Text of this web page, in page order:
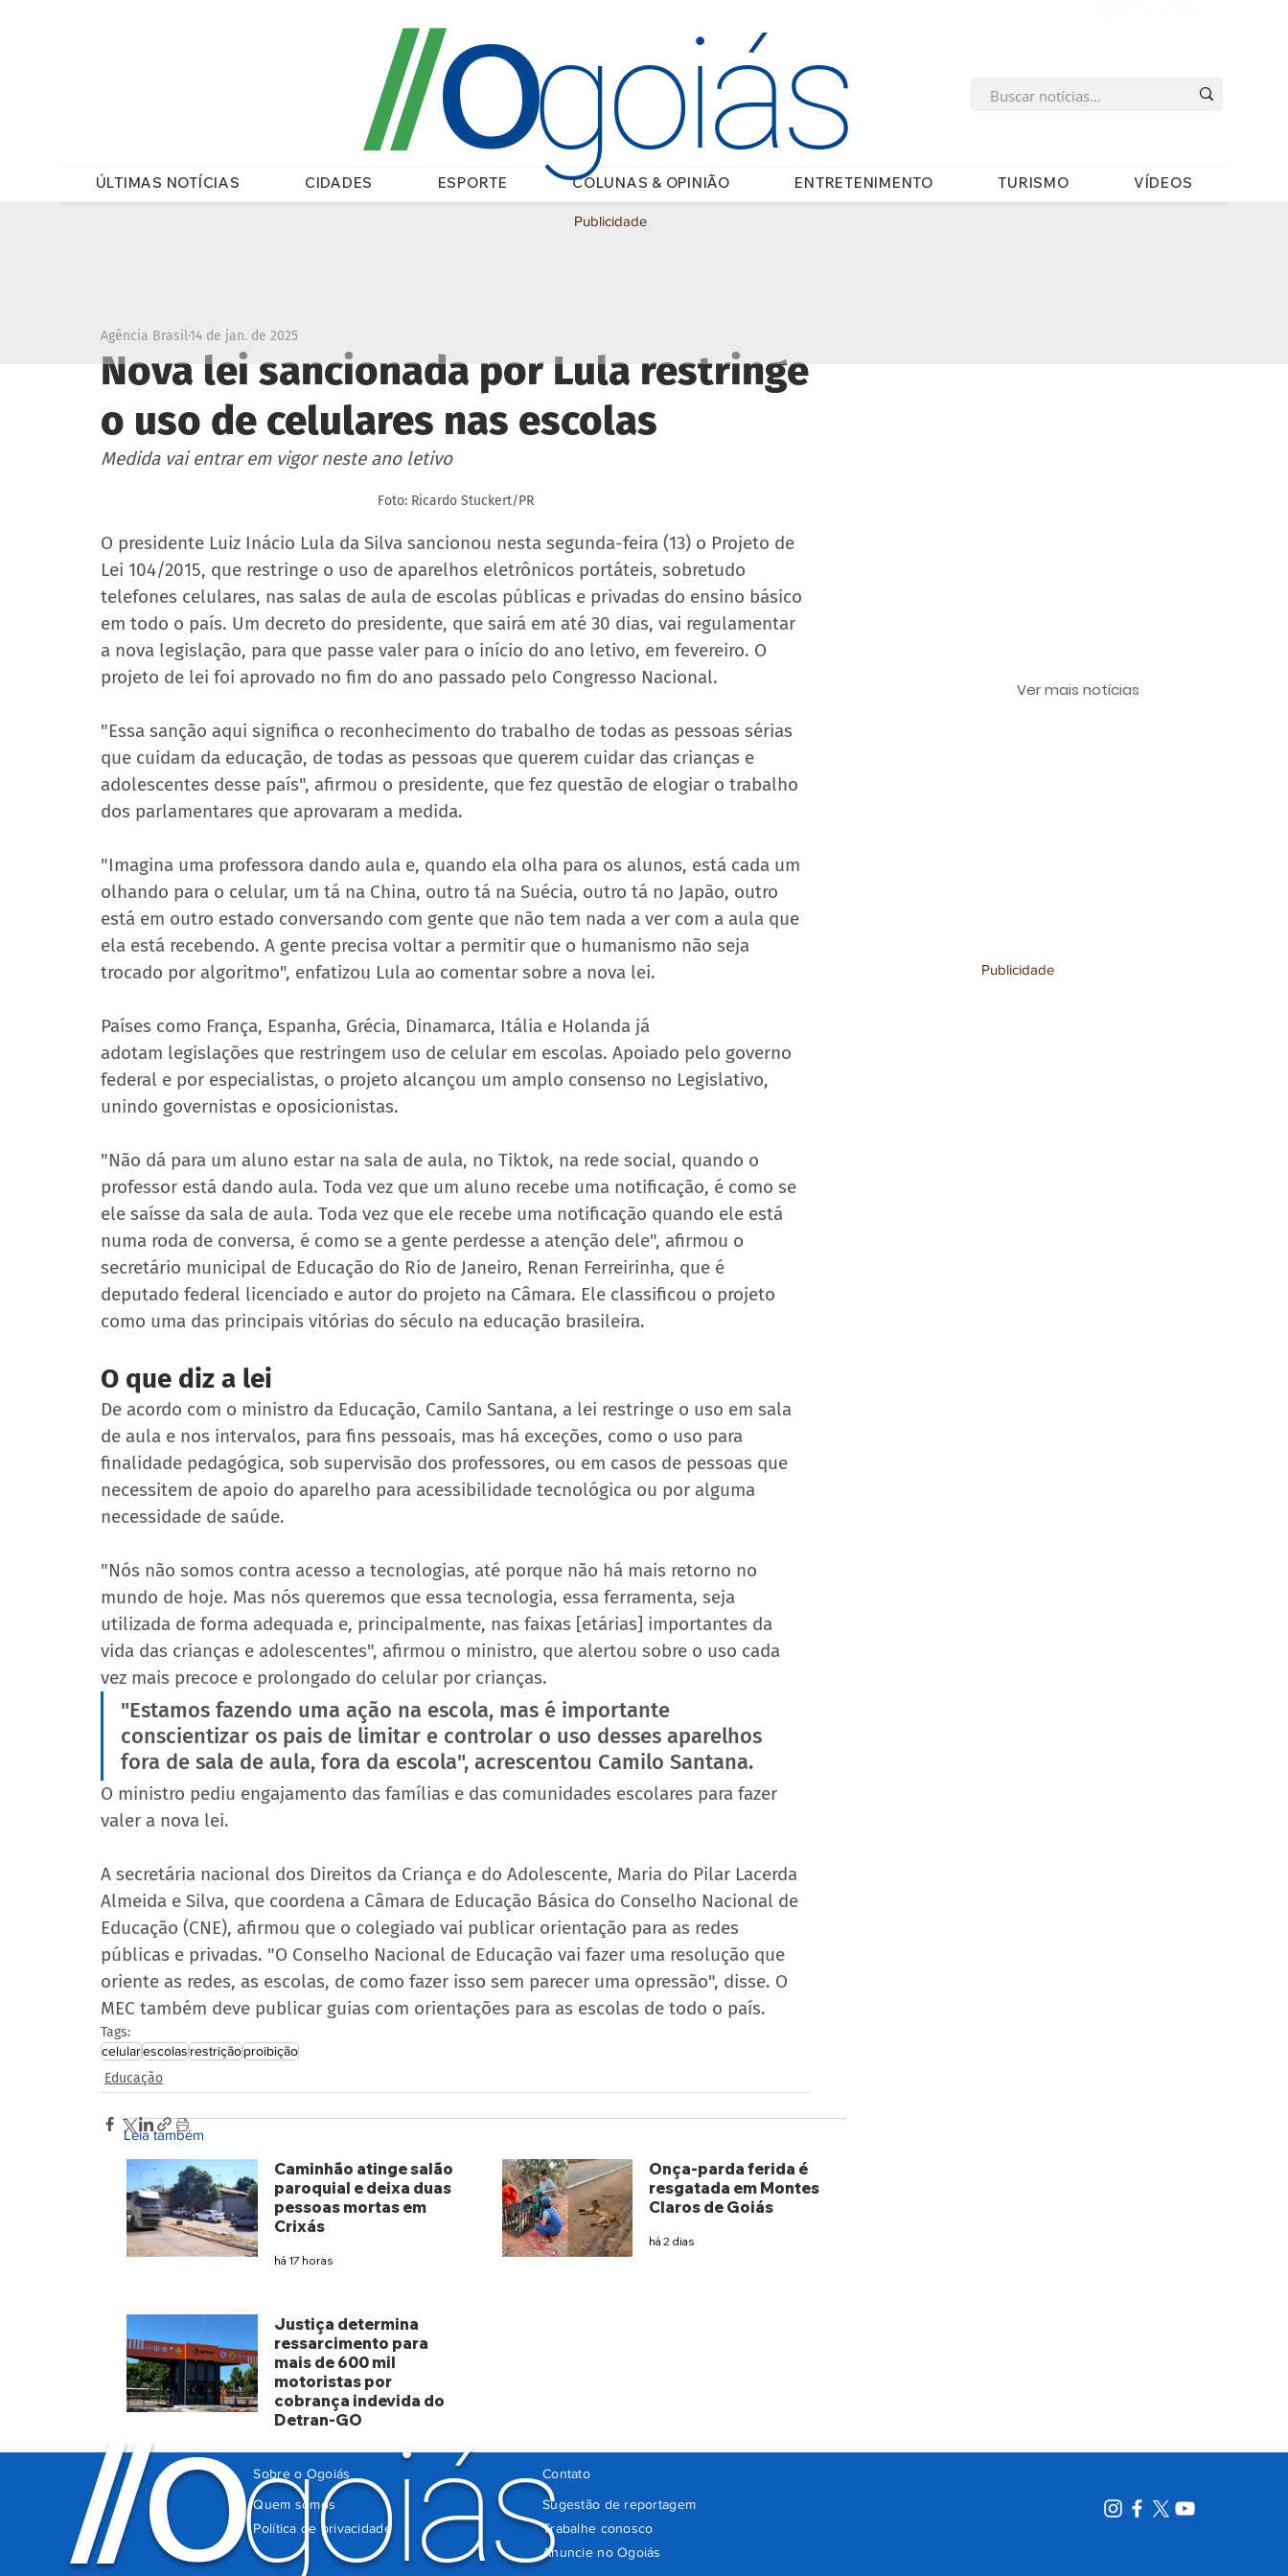
ÚLTIMAS NOTÍCIAS CIDADES ESPORTE COLUNAS & OPINIÃO ENTRETENIMENTO TURISMO VÍDEOS
//Ogoiás
Nova lei sancionada por Lula restringe
o uso de celulares nas escolas
Agência Brasil14 de jan. de 2025
Medida vai entrar em vigor neste ano letivo
Foto: Ricardo Stuckert/PR
O presidente Luiz Inácio Lula da Silva sancionou nesta segunda-feira (13) o Projeto de
Lei 104/2015, que restringe o uso de aparelhos eletrônicos portáteis, sobretudo
telefones celulares, nas salas de aula de escolas públicas e privadas do ensino básico
em todo o país. Um decreto do presidente, que sairá em até 30 dias, vai regulamentar
a nova legislação, para que passe valer para o início do ano letivo, em fevereiro. O
projeto de lei foi aprovado no fim do ano passado pelo Congresso Nacional.
"Essa sanção aqui significa o reconhecimento do trabalho de todas as pessoas sérias
que cuidam da educação, de todas as pessoas que querem cuidar das crianças e
adolescentes desse país", afirmou o presidente, que fez questão de elogiar o trabalho
dos parlamentares que aprovaram a medida.
"Imagina uma professora dando aula e, quando ela olha para os alunos, está cada um
olhando para o celular, um tá na China, outro tá na Suécia, outro tá no Japão, outro
está em outro estado conversando com gente que não tem nada a ver com a aula que
ela está recebendo. A gente precisa voltar a permitir que o humanismo não seja
trocado por algoritmo", enfatizou Lula ao comentar sobre a nova lei.
Países como França, Espanha, Grécia, Dinamarca, Itália e Holanda já
adotam legislações que restringem uso de celular em escolas. Apoiado pelo governo
federal e por especialistas, o projeto alcançou um amplo consenso no Legislativo,
unindo governistas e oposicionistas.
"Não dá para um aluno estar na sala de aula, no Tiktok, na rede social, quando o
professor está dando aula. Toda vez que um aluno recebe uma notificação, é como se
ele saísse da sala de aula. Toda vez que ele recebe uma notificação quando ele está
numa roda de conversa, é como se a gente perdesse a atenção dele", afirmou o
secretário municipal de Educação do Rio de Janeiro, Renan Ferreirinha, que é
deputado federal licenciado e autor do projeto na Câmara. Ele classificou o projeto
como uma das principais vitórias do século na educação brasileira.
O que diz a lei
De acordo com o ministro da Educação, Camilo Santana, a lei restringe o uso em sala
de aula e nos intervalos, para fins pessoais, mas há exceções, como o uso para
finalidade pedagógica, sob supervisão dos professores, ou em casos de pessoas que
necessitem de apoio do aparelho para acessibilidade tecnológica ou por alguma
necessidade de saúde.
"Nós não somos contra acesso a tecnologias, até porque não há mais retorno no
mundo de hoje. Mas nós queremos que essa tecnologia, essa ferramenta, seja
utilizada de forma adequada e, principalmente, nas faixas [etárias] importantes da
vida das crianças e adolescentes", afirmou o ministro, que alertou sobre o uso cada
vez mais precoce e prolongado do celular por crianças.
"Estamos fazendo uma ação na escola, mas é importante
conscientizar os pais de limitar e controlar o uso desses aparelhos
fora de sala de aula, fora da escola", acrescentou Camilo Santana.
O ministro pediu engajamento das famílias e das comunidades escolares para fazer
valer a nova lei.
A secretária nacional dos Direitos da Criança e do Adolescente, Maria do Pilar Lacerda
Almeida e Silva, que coordena a Câmara de Educação Básica do Conselho Nacional de
Educação (CNE), afirmou que o colegiado vai publicar orientação para as redes
públicas e privadas. "O Conselho Nacional de Educação vai fazer uma resolução que
oriente as redes, as escolas, de como fazer isso sem parecer uma opressão", disse. O
MEC também deve publicar guias com orientações para as escolas de todo o país.
Tags:
celularescolas restriçãoproibição
Educação
Publicidade
Publicidade
Ver mais notícias
Leia também
Caminhão atinge salão
paroquial e deixa duas
pessoas mortas em
Crixás
há 17 horas
Onça-parda ferida é
resgatada em Montes
Claros de Goiás
há 2 dias
Justiça determina
ressarcimento para
mais de 600 mil
motoristas por
cobrança indevida do
Detran-GO
há 4 dias
//Ogoiás
Quem somos
Sugestão de reportagem
Trabalhe conosco
Política de privacidade
Anuncie no Ogoiás
Contato
Sobre o Ogoiás